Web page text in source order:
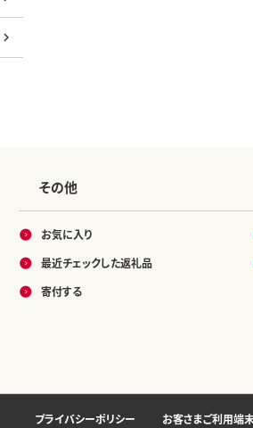
その他
お気に入り
最近チェックした返礼品
寄付する
プライバシーポリシー お客さまご利用端